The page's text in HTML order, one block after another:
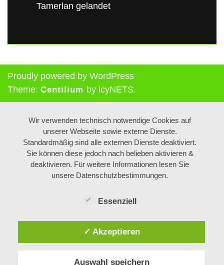
Tamerlan gelandet
Proudly powered by WordPress
Theme: Centilium by icyNETS.
Wir verwenden technisch notwendige Cookies auf
unserer Webseite sowie externe Dienste.
Standardmäßig sind alle externen Dienste deaktiviert.
Sie können diese jedoch nach belieben aktivieren &
deaktivieren. Für weitere Informationen lesen Sie
unsere Datenschutzbestimmungen.
Essenziell
✓ Akzeptieren
Auswahl speichern